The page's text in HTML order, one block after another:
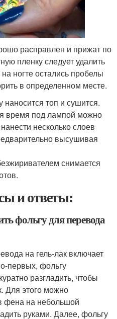
расправлен и прижат по
пленку следует удалить
ногте остались пробелы
в определенном месте.
топ и сушится.
время под лампой можно
несколько слоев
высушивая
снимается
и ответы:
фольгу для перевода
на гель-лак включает
первых, фольгу
разгладить, чтобы
Для этого можно
фена на небольшой
руками. Далее, фольгу